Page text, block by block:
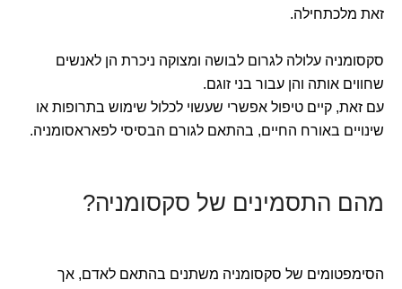
זאת מלכתחילה.
סקסומניה עלולה לגרום לבושה ומצוקה ניכרת הן לאנשים
שחווים אותה והן עבור בני זוגם.
עם זאת, קיים טיפול אפשרי שעשוי לכלול שימוש בתרופות או
שינויים באורח החיים, בהתאם לגורם הבסיסי לפאראסומניה.
מהם התסמינים של סקסומניה?
הסימפטומים של סקסומניה משתנים בהתאם לאדם, אך